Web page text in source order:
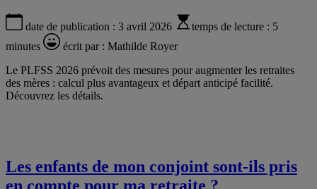
date de publication : 3 avril 2026 temps de lecture : 5
minutes
écrit par : Mathilde Royer
Le PLFSS 2026 prévoit des mesures pour augmenter les retraites
des mères : calcul plus avantageux et départ anticipé facilité.
Découvrez les détails.
Les enfants de mon conjoint sont-ils pris